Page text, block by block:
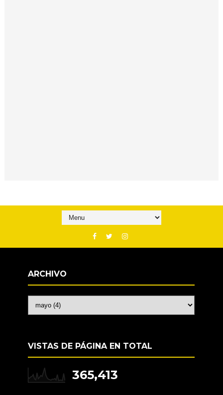
ARCHIVO
VISTAS DE PÁGINA EN TOTAL
365,413